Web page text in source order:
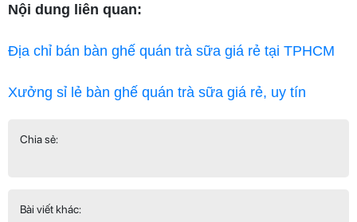
Nội dung liên quan:
Địa chỉ bán bàn ghế quán trà sữa giá rẻ tại TPHCM
Xưởng sỉ lẻ bàn ghế quán trà sữa giá rẻ, uy tín
Chia sẻ:
Bài viết khác: